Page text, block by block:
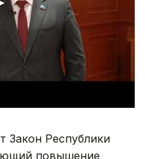
Закон Республики
повышение